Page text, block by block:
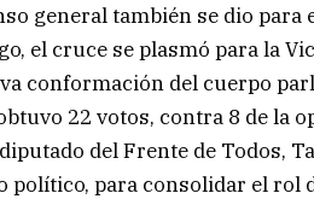
general también se dio para
el cruce se plasmó para la
conformación del cuerpo
22 votos, contra 8 de la
del Frente de Todos,
político, para consolidar el rol